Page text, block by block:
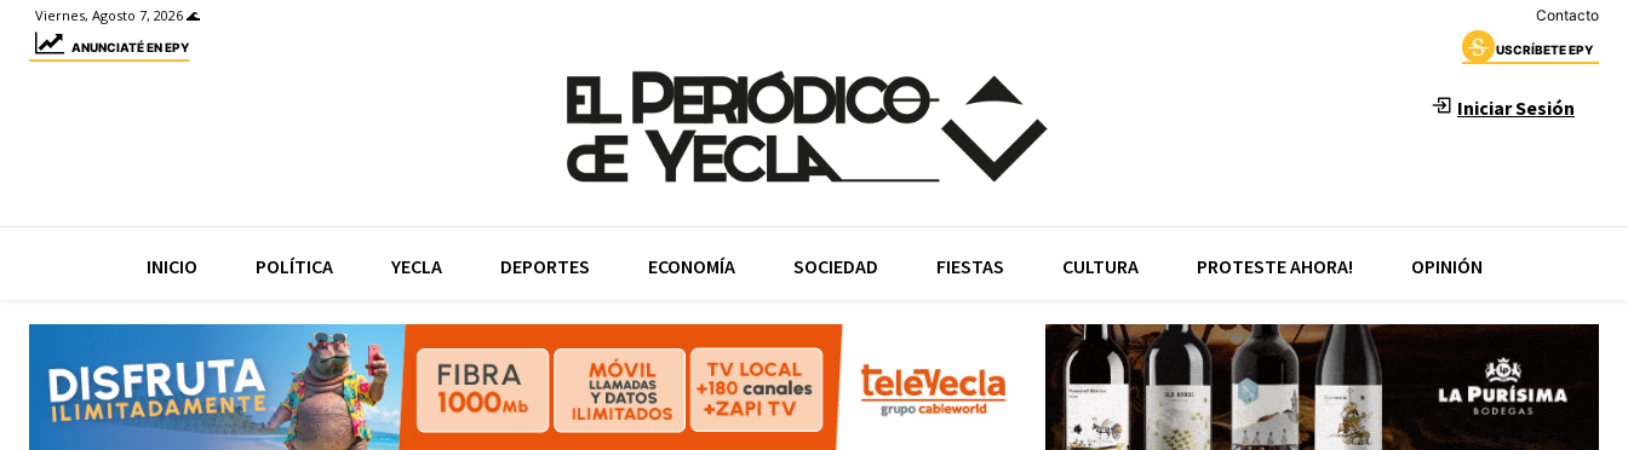
Viernes, Agosto 7, 2026 🌊 Contacto
ANUNCIATÉ EN EPY USCRÍBETE EPY
Iniciar Sesión
INICIO POLÍTICA YECLA DEPORTES ECONOMÍA SOCIEDAD FIESTAS CULTURA PROTESTE AHORA! OPINIÓN